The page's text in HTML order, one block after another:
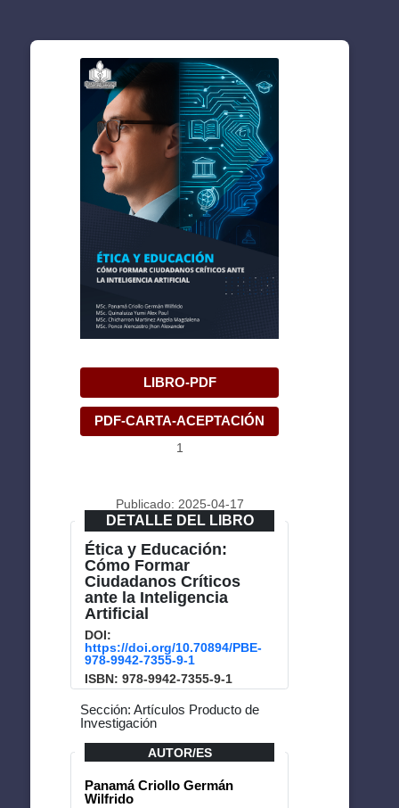
LIBRO-PDF
PDF-CARTA-ACEPTACIÓN
1
Publicado: 2025-04-17
DETALLE DEL LIBRO
Ética y Educación:
Cómo Formar
Ciudadanos Críticos
ante la Inteligencia
Artificial
DOI:
https://doi.org/10.70894/PBE-
978-9942-7355-9-1
ISBN: 978-9942-7355-9-1
Sección: Artículos Producto de
Investigación
AUTOR/ES
Panamá Criollo Germán
Wilfrido